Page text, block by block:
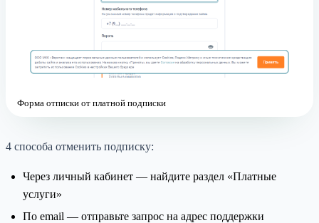
Форма отписки от платной подписки
4 способа отменить подписку:
Через личный кабинет — найдите раздел «Платные
услуги»
По email — отправьте запрос на адрес поддержки